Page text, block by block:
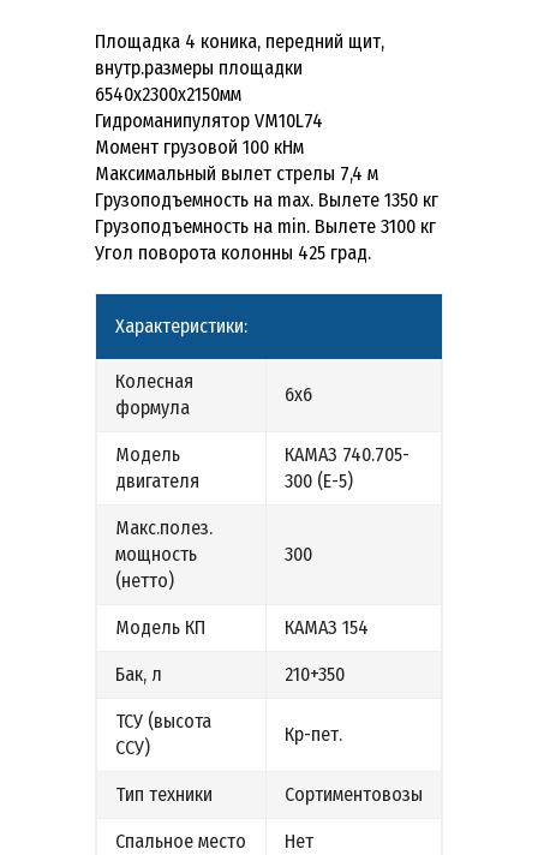
Площадка 4 коника, передний щит,
внутр.размеры площадки
6540х2300х2150мм
Гидроманипулятор VM10L74
Момент грузовой 100 кНм
Максимальный вылет стрелы 7,4 м
Грузоподъемность на max. Вылете 1350 кг
Грузоподъемность на min. Вылете 3100 кг
Угол поворота колонны 425 град.
Характеристики:
Колесная
формула
6х6
Модель
двигателя
КАМАЗ 740.705-
300 (Е-5)
Макс.полез.
мощность
(нетто)
300
Модель КП КАМАЗ 154
Бак, л 210+350
ТСУ (высота
ССУ)
Кр-пет.
Тип техники Сортиментовозы
Спальное место Нет